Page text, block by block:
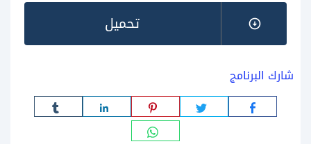
تحميل
شارك البرنامج